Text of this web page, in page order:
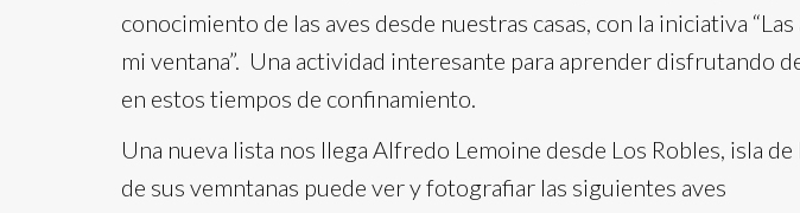
conocimiento de las aves desde nuestras casas, con la iniciativa
mi ventana”. Una actividad interesante para aprender disfrutando
en estos tiempos de confinamiento.
Una nueva lista nos llega Alfredo Lemoine desde Los Robles, isla
de sus vemntanas puede ver y fotografiar las siguientes aves